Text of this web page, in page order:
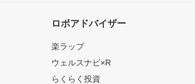
ロボアドバイザー
楽ラップ
ウェルスナビ×R
らくらく投資